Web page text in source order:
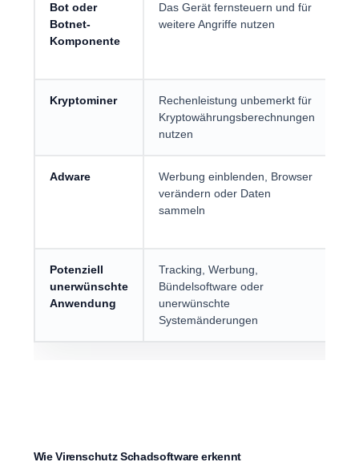
Bot oder
Botnet-
Komponente
Das Gerät fernsteuern und für
weitere Angriffe nutzen
Kryptominer
Rechenleistung unbemerkt für
Kryptowährungsberechnungen
nutzen
Adware
Werbung einblenden, Browser
verändern oder Daten
sammeln
Potenziell
unerwünschte
Anwendung
Tracking, Werbung,
Bündelsoftware oder
unerwünschte
Systemänderungen
Wie Virenschutz Schadsoftware erkennt